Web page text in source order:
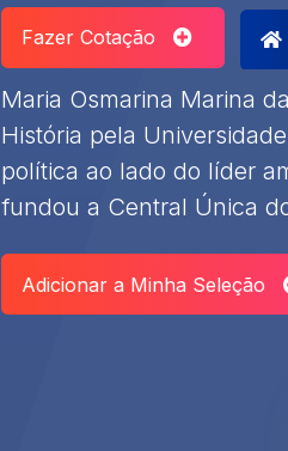
Fazer Cotação
Maria Osmarina Marina
História pela
política ao lado do líder
fundou a Central Única
Adicionar a Minha Seleção